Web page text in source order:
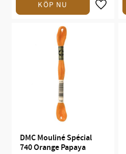
DMC Mouliné Spécial
740 Orange Papaya